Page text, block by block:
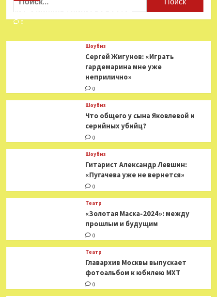
Мошенники взялись за звезд
0
Шоубиз
Сергей Жигунов: «Играть
гардемарина мне уже
неприлично»
0
Шоубиз
Что общего у сына Яковлевой и
серийных убийц?
0
Шоубиз
Гитарист Александр Левшин:
«Пугачева уже не вернется»
0
Театр
«Золотая Маска-2024»: между
прошлым и будущим
0
Театр
​​Главархив Москвы выпускает
фотоальбом к юбилею МХТ
0